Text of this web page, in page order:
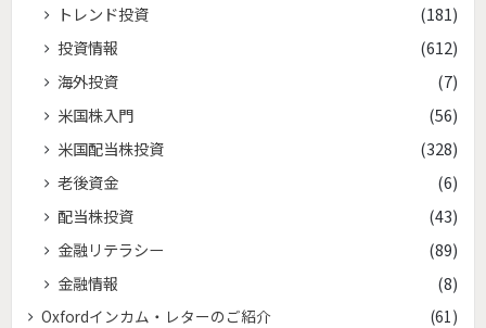
トレンド投資
(181)
投資情報
(612)
海外投資
(7)
米国株入門
(56)
米国配当株投資
(328)
老後資金
(6)
配当株投資
(43)
金融リテラシー
(89)
金融情報
(8)
Oxfordインカム・レターのご紹介
(61)